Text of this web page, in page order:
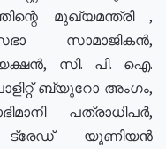
മുഖ്യമന്ത്രി ,
സാമാജികൻ,
സി. പി. ഐ.
ബ്യുറോ അംഗം,
പത്രാധിപർ,
യൂണിയൻ